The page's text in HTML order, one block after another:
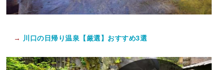
→ 川口の日帰り温泉【厳選】おすすめ3選